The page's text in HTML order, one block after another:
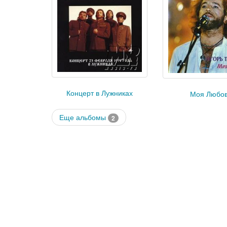
Концерт в Лужниках Моя
Еще альбомы 2